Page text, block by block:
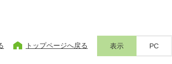
トップページへ戻る 表示 PC